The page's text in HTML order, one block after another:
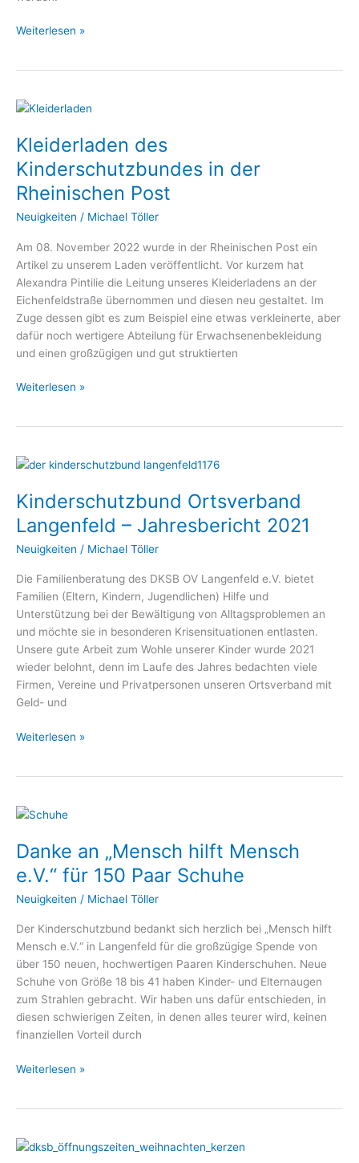
Weiterlesen »
Kleiderladen des
Kinderschutzbundes in der
Rheinischen Post
Neuigkeiten / Michael Töller
Am 08. November 2022 wurde in der Rheinischen Post ein
Artikel zu unserem Laden veröffentlicht. Vor kurzem hat
Alexandra Pintilie die Leitung unseres Kleiderladens an der
Eichenfeldstraße übernommen und diesen neu gestaltet. Im
Zuge dessen gibt es zum Beispiel eine etwas verkleinerte, aber
dafür noch wertigere Abteilung für Erwachsenenbekleidung
und einen großzügigen und gut struktierten
Kleiderladen
Kinderschutzbundes
in
der
Rheinischen
Post
Weiterlesen »
Kinderschutzbund Ortsverband
Langenfeld – Jahresbericht 2021
Neuigkeiten / Michael Töller
Die Familienberatung des DKSB OV Langenfeld e.V. bietet
Familien (Eltern, Kindern, Jugendlichen) Hilfe und
Unterstützung bei der Bewältigung von Alltagsproblemen an
und möchte sie in besonderen Krisensituationen entlasten.
Unsere gute Arbeit zum Wohle unserer Kinder wurde 2021
wieder belohnt, denn im Laufe des Jahres bedachten viele
Firmen, Vereine und Privatpersonen unseren Ortsverband mit
Geld- und
Kinderschutzbund
Langenfeld
–
Jahresbericht
2021
Weiterlesen »
Danke an „Mensch hilft Mensch
e.V.“ für 150 Paar Schuhe
Neuigkeiten / Michael Töller
Der Kinderschutzbund bedankt sich herzlich bei „Mensch hilft
Mensch e.V.“ in Langenfeld für die großzügige Spende von
über 150 neuen, hochwertigen Paaren Kinderschuhen. Neue
Schuhe von Größe 18 bis 41 haben Kinder- und Elternaugen
zum Strahlen gebracht. Wir haben uns dafür entschieden, in
diesen schwierigen Zeiten, in denen alles teurer wird, keinen
finanziellen Vorteil durch
Danke
„Mensch
hilft
Mensch
e.V.“
150
Paar
Schuhe
Weiterlesen »
Geänderte